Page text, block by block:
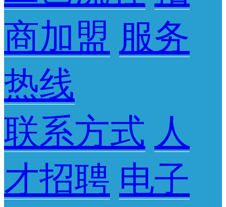
商加盟 服务
热线
联系方式 人
才招聘 电子